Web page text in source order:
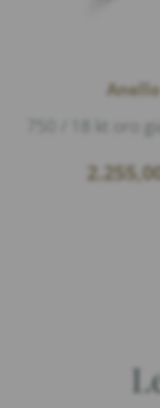
Anello